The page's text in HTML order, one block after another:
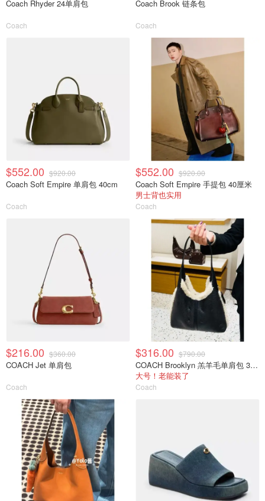
Coach Rhyder 24单肩包
Coach
Coach Brook 链条包
Coach
$552.00 $920.00
Coach Soft Empire 单肩包 40cm
Coach
$552.00 $920.00
Coach Soft Empire 手提包 40厘米
男士背也实用
Coach
$216.00 $360.00
COACH Jet 单肩包
Coach
$316.00 $790.00
COACH Brooklyn 羔羊毛单肩包 39cm
大号！老能装了
Coach